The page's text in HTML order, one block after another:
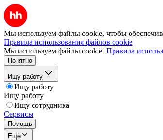
Мы используем файлы cookie, чтобы
Правила использования файлов cookie
Мы используем файлы cookie. Правила
Понятно
Ищу работу
Ищу работу
Ищу работу
Ищу сотрудника
Сервисы
Помощь
Ещё